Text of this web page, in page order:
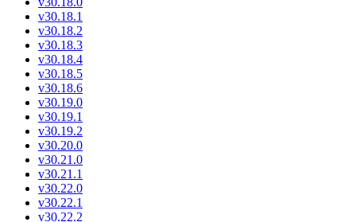
v30.18.1
v30.18.2
v30.18.3
v30.18.4
v30.18.5
v30.18.6
v30.19.0
v30.19.1
v30.19.2
v30.20.0
v30.21.0
v30.21.1
v30.22.0
v30.22.1
v30.22.2